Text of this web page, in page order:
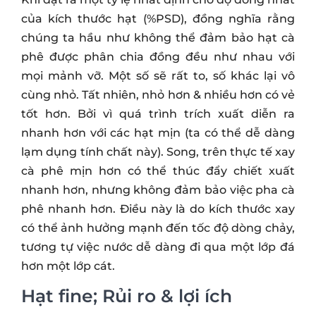
của kích thước hạt (%PSD), đồng nghĩa rằng
chúng ta hầu như không thể đảm bảo hạt cà
phê được phân chia đồng đều như nhau với
mọi mảnh vỡ. Một số sẽ rất to, số khác lại vô
cùng nhỏ. Tất nhiên, nhỏ hơn & nhiều hơn có vẻ
tốt hơn. Bởi vì quá trình trích xuất diễn ra
nhanh hơn với các hạt mịn (ta có thể dễ dàng
lạm dụng tính chất này). Song, trên thực tế xay
cà phê mịn hơn có thể thúc đẩy chiết xuất
nhanh hơn, nhưng không đảm bảo việc pha cà
phê nhanh hơn. Điều này là do kích thước xay
có thể ảnh hưởng mạnh đến tốc độ dòng chảy,
tương tự việc nước dễ dàng đi qua một lớp đá
hơn một lớp cát.
Hạt fine; Rủi ro & lợi ích